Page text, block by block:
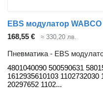
168,55 € ≈ 330,20 лв.
Пневматика - EBS
4801040090 500590631
1612935610103 1102732030
20297652 1102...